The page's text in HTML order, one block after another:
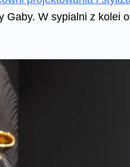
W sypialni z kolei